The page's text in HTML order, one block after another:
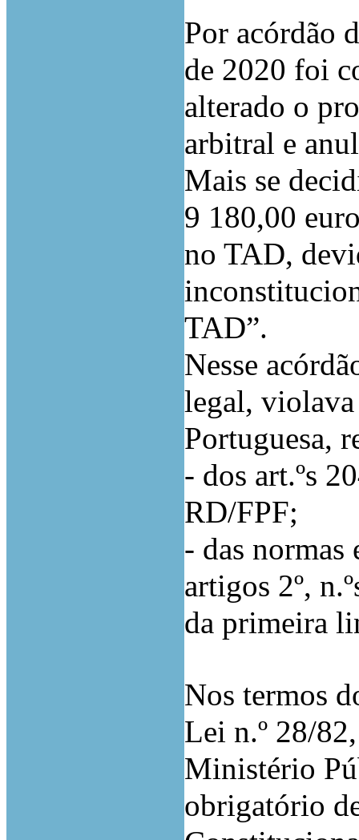
Por acórdão
de 2020 foi
alterado o
arbitral e
Mais se
9 180,00
no TAD,
TAD”.
Nesse
legal,
Portuguesa,
- dos art.ºs
RD/FPF;
- das normas
artigos 2º,
da primeira
Nos termos
Lei n.º 28/
Ministério
obrigatório